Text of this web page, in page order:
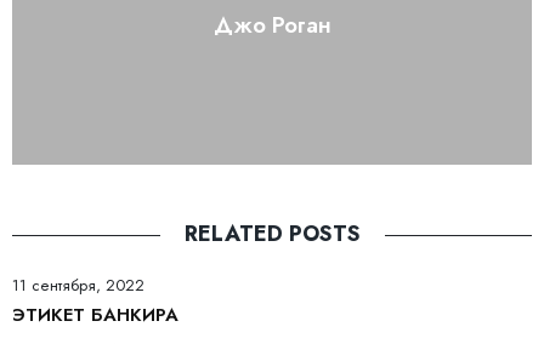
Джо Роган
RELATED POSTS
11 сентября, 2022
ЭТИКЕТ БАНКИРА